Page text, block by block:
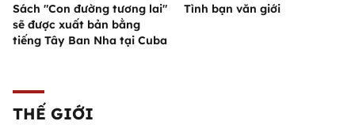
Sách "Con đường tương lai"
sẽ được xuất bản bằng
tiếng Tây Ban Nha tại Cuba
Tình bạn văn giới
THẾ GIỚI